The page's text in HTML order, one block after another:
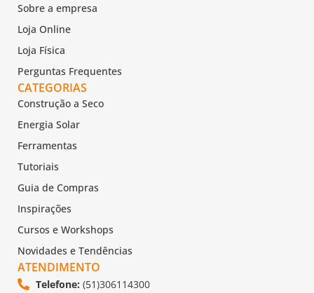
Sobre a empresa
Loja Online
Loja Física
Perguntas Frequentes
CATEGORIAS
Construção a Seco
Energia Solar
Ferramentas
Tutoriais
Guia de Compras
Inspirações
Cursos e Workshops
Novidades e Tendências
ATENDIMENTO
Telefone: (51)306114300